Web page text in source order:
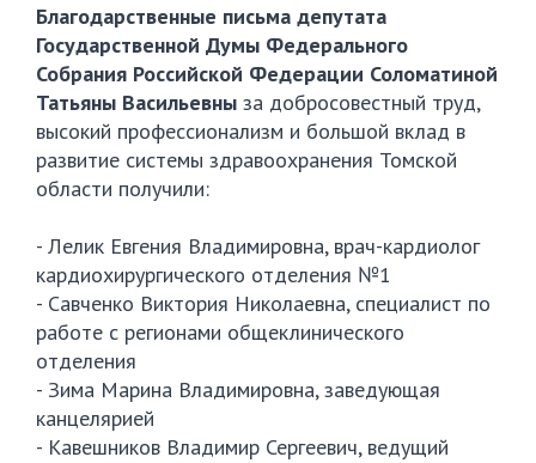
Благодарственные письма депутата
Государственной Думы Федерального
Собрания Российской Федерации Соломатиной
Татьяны Васильевны за добросовестный труд,
высокий профессионализм и большой вклад в
развитие системы здравоохранения Томской
области получили:
- Лелик Евгения Владимировна, врач-кардиолог
кардиохирургического отделения №1
- Савченко Виктория Николаевна, специалист по
работе с регионами общеклинического
отделения
- Зима Марина Владимировна, заведующая
канцелярией
- Кавешников Владимир Сергеевич, ведущий